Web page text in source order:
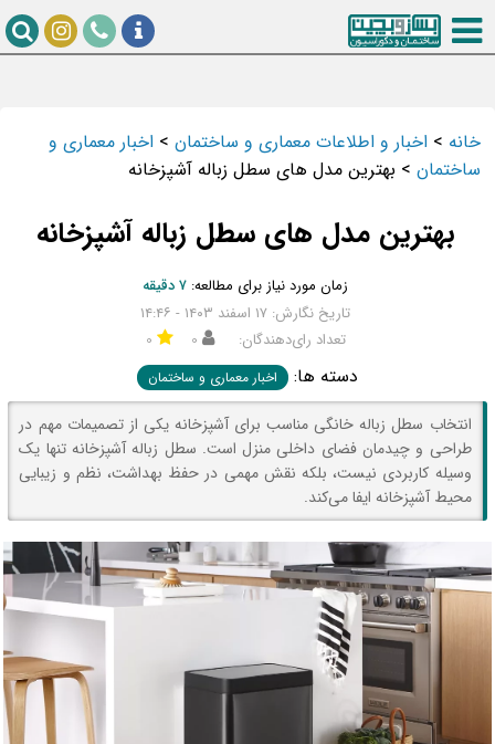
خانه>اخبار و اطلاعات معماری و ساختمان>اخبار معماری و
ساختمان>بهترین مدل های سطل زباله آشپزخانه
بهترین مدل های سطل زباله آشپزخانه
زمان مورد نیاز برای مطالعه:۷ دقیقه
تاریخ نگارش: ۱۷ اسفند ۱۴۰۳ - ۱۴:۴۶
تعداد رای‌دهندگان:
۰ ۰
دسته ها: اخبار معماری و ساختمان
انتخاب سطل زباله خانگی مناسب برای آشپزخانه یکی از تصمیمات مهم در
طراحی و چیدمان فضای داخلی منزل است. سطل زباله آشپزخانه تنها یک
وسیله کاربردی نیست، بلکه نقش مهمی در حفظ بهداشت، نظم و زیبایی
محیط آشپزخانه ایفا می‌کند.